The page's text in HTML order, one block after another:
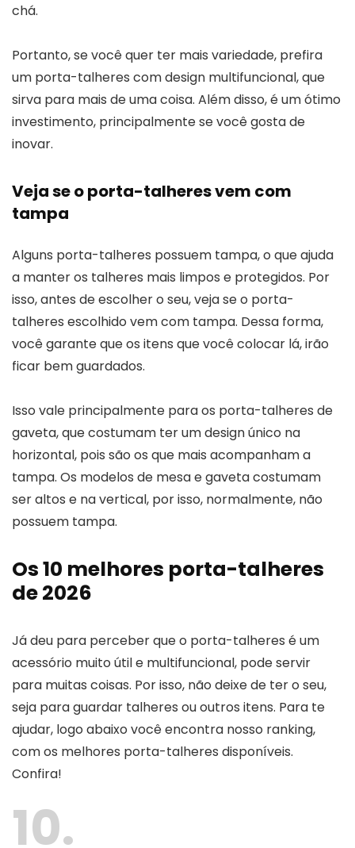
chá.
Portanto, se você quer ter mais variedade, prefira
um porta-talheres com design multifuncional, que
sirva para mais de uma coisa. Além disso, é um ótimo
investimento, principalmente se você gosta de
inovar.
Veja se o porta-talheres vem com
tampa
Alguns porta-talheres possuem tampa, o que ajuda
a manter os talheres mais limpos e protegidos. Por
isso, antes de escolher o seu, veja se o porta-
talheres escolhido vem com tampa. Dessa forma,
você garante que os itens que você colocar lá, irão
ficar bem guardados.
Isso vale principalmente para os porta-talheres de
gaveta, que costumam ter um design único na
horizontal, pois são os que mais acompanham a
tampa. Os modelos de mesa e gaveta costumam
ser altos e na vertical, por isso, normalmente, não
possuem tampa.
Os 10 melhores porta-talheres
de 2026
Já deu para perceber que o porta-talheres é um
acessório muito útil e multifuncional, pode servir
para muitas coisas. Por isso, não deixe de ter o seu,
seja para guardar talheres ou outros itens. Para te
ajudar, logo abaixo você encontra nosso ranking,
com os melhores porta-talheres disponíveis.
Confira!
10